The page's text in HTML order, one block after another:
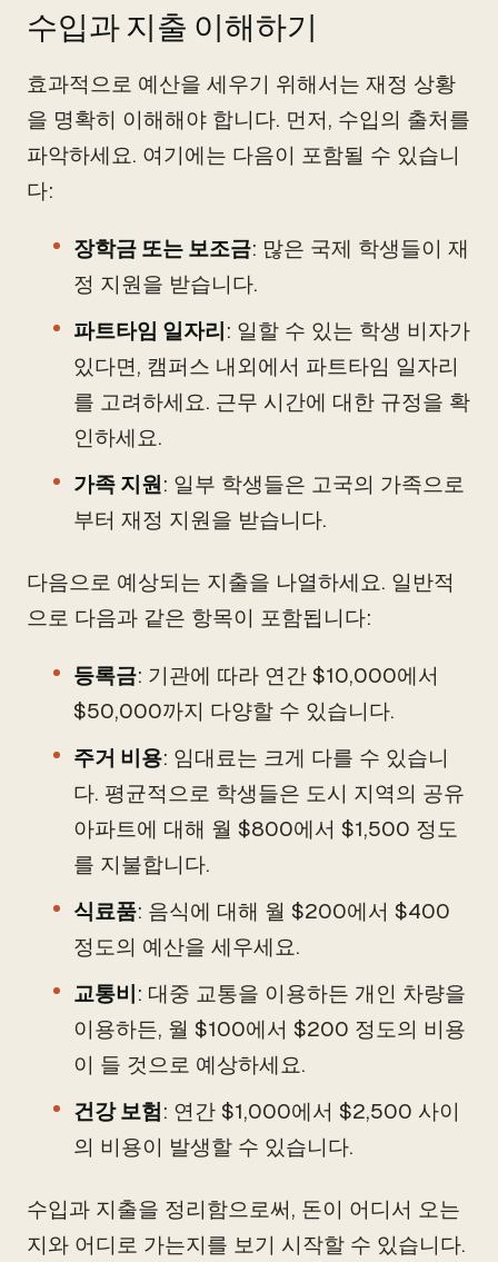
수입과 지출 이해하기
효과적으로 예산을 세우기 위해서는 재정 상황
을 명확히 이해해야 합니다. 먼저, 수입의 출처를
파악하세요. 여기에는 다음이 포함될 수 있습니
다:
장학금 또는 보조금: 많은 국제 학생들이 재
정 지원을 받습니다.
파트타임 일자리: 일할 수 있는 학생 비자가
있다면, 캠퍼스 내외에서 파트타임 일자리
를 고려하세요. 근무 시간에 대한 규정을 확
인하세요.
가족 지원: 일부 학생들은 고국의 가족으로
부터 재정 지원을 받습니다.
다음으로 예상되는 지출을 나열하세요. 일반적
으로 다음과 같은 항목이 포함됩니다:
등록금: 기관에 따라 연간 $10,000에서
$50,000까지 다양할 수 있습니다.
주거 비용: 임대료는 크게 다를 수 있습니
다. 평균적으로 학생들은 도시 지역의 공유
아파트에 대해 월 $800에서 $1,500 정도
를 지불합니다.
식료품: 음식에 대해 월 $200에서 $400
정도의 예산을 세우세요.
교통비: 대중 교통을 이용하든 개인 차량을
이용하든, 월 $100에서 $200 정도의 비용
이 들 것으로 예상하세요.
건강 보험: 연간 $1,000에서 $2,500 사이
의 비용이 발생할 수 있습니다.
수입과 지출을 정리함으로써, 돈이 어디서 오는
지와 어디로 가는지를 보기 시작할 수 있습니다.